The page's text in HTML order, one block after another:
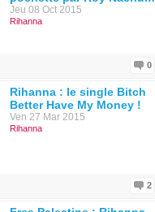
Jeu 08 Oct 2015
Rihanna
0
Rihanna : le single Bitch
Better Have My Money !
Ven 27 Mar 2015
Rihanna
2